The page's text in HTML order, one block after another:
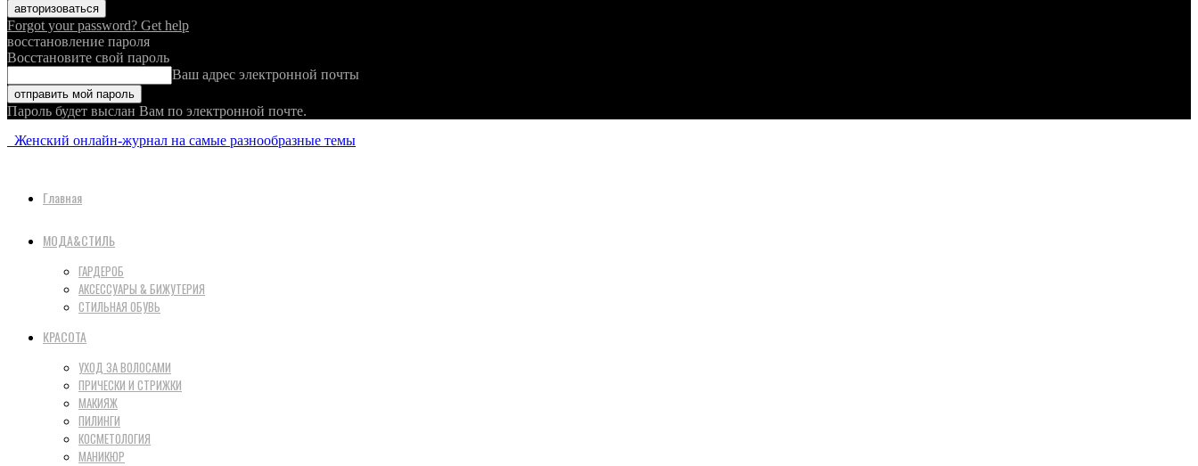
Forgot your password? Get help
восстановление пароля
Восстановите свой пароль
Ваш адрес электронной почты
Пароль будет выслан Вам по электронной почте.
Женский онлайн-журнал на самые разнообразные темы
Главная
МОДА&СТИЛЬ
ГАРДЕРОБ
АКСЕССУАРЫ & БИЖУТЕРИЯ
СТИЛЬНАЯ ОБУВЬ
КРАСОТА
УХОД ЗА ВОЛОСАМИ
ПРИЧЕСКИ И СТРИЖКИ
МАКИЯЖ
ПИЛИНГИ
КОСМЕТОЛОГИЯ
МАНИКЮР